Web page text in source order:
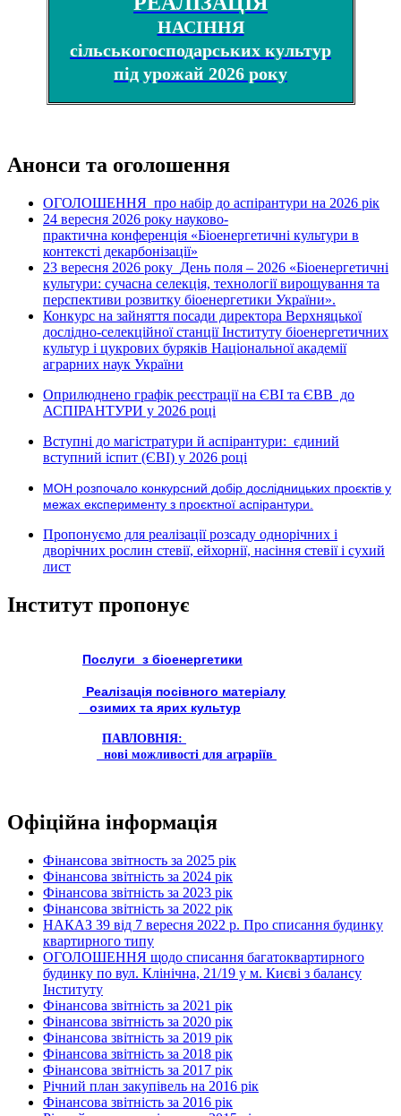
НАСІННЯ
сільськогосподарських культур
під урожай 2026 року
Анонси та оголошення
ОГОЛОШЕННЯ про набір до аспірантури на 2026 рік
24 вересня 2026 року науково-
практична конференція «Біоенергетичні культури в
контексті декарбонізації»
23 вересня 2026 року День поля – 2026 «Біоенергетичні
культури: сучасна селекція, технології вирощування та
перспективи розвитку біоенергетики України».
Конкурс на зайняття посади директора Верхняцької
дослідно-селекційної станції Інституту біоенергетичних
культур і цукрових буряків Національної академії
аграрних наук України
Оприлюднено графік реєстрації на ЄВІ та ЄВВ до
АСПІРАНТУРИ у 2026 році
Вступні до магістратури й аспірантури: єдиний
вступний іспит (ЄВІ) у 2026 році
МОН розпочало конкурсний добір дослідницьких проєктів у
межах експерименту з проєктної аспірантури.
Пропонуємо для реалізації розсаду однорічних і
дворічних рослин стевії, ейхорнії, насіння стевії і сухий
лист
Інститут пропонує
Послуги з біоенергетики
Реалізація посівного матеріалу
озимих та ярих культур
ПАВЛОВНІЯ:
нові можливості для аграріїв
Офіційна інформація
Фінансова звітность за 2025 рік
Фінансова звітність за 2024 рік
Фінансова звітність за 2023 рік
Фінансова звітність за 2022 рік
НАКАЗ 39 від 7 вересня 2022 р. Про списання будинку
квартирного типу
ОГОЛОШЕННЯ щодо списання багатоквартирного
будинку по вул. Клінічна, 21/19 у м. Києві з балансу
Інституту
Фінансова звітність за 2021 рік
Фінансова звітність за 2020 рік
Фінансова звітність за 2019 рік
Фінансова звітність за 2018 рік
Фінансова звітність за 2017 рік
Річний план закупівель на 2016 рік
Фінансова звітність за 2016 рік